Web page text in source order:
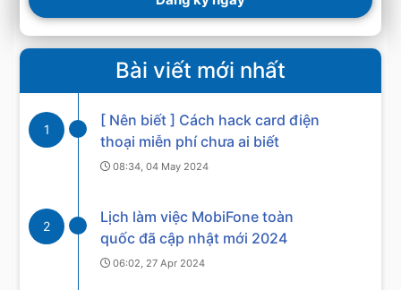
Bài viết mới nhất
1
[ Nên biết ] Cách hack card điện
thoại miễn phí chưa ai biết
08:34, 04 May 2024
2
Lịch làm việc MobiFone toàn
quốc đã cập nhật mới 2024
06:02, 27 Apr 2024